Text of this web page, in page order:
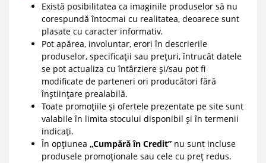
Există posibilitatea ca imaginile produselor să nu
corespundă întocmai cu realitatea, deoarece sunt
plasate cu caracter informativ.
Pot apărea, involuntar, erori în descrierile
produselor, specificații sau prețuri, întrucât datele
se pot actualiza cu întârziere și/sau pot fi
modificate de parteneri ori producători fără
înștiințare prealabilă.
Toate promoțiile și ofertele prezentate pe site sunt
valabile în limita stocului disponibil și în termenii
indicați.
În opțiunea „Cumpără în Credit” nu sunt incluse
produsele promoționale sau cele cu preț redus.